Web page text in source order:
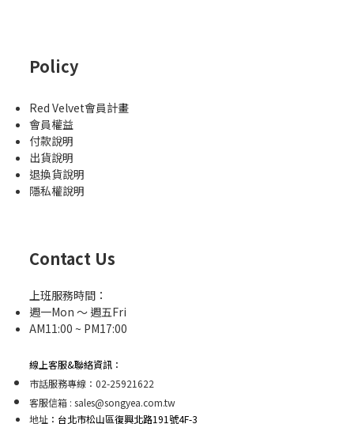
Policy
Red Velvet會員計畫
會員權益
付款說明
出貨說明
退換貨說明
隱私權說明
Contact Us
上班服務時間：
週一Mon ～ 週五Fri
AM11:00 ~ PM17:00
線上客服&聯絡資訊：
市話服務專線：02-25921622
客服信箱 : sales@songyea.com.tw
地址 ：台北市松山區復興北路191號4F-3